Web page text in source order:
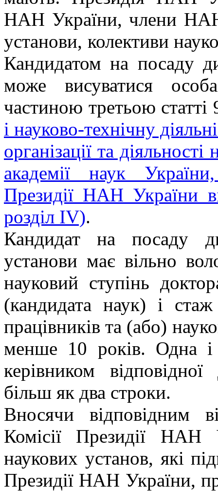
НАН України, члени НАН
установи, колективи
Кандидатом на посаду
може висуватися
частиною третьою
і науково-технічну
організації та
академії наук
Президії НАН України
розділ ІV).
Кандидат на посаду
установи має вільно
науковий ступінь
(кандидата наук) і
працівників та (або)
менше 10 років. Одна
керівником
більш як два строки.
Вносячи відповідним
Комісії Президії НАН
наукових установ, які
Президії НАН України,